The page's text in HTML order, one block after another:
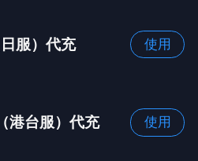
服）代充 使用
港台服）代充 使用